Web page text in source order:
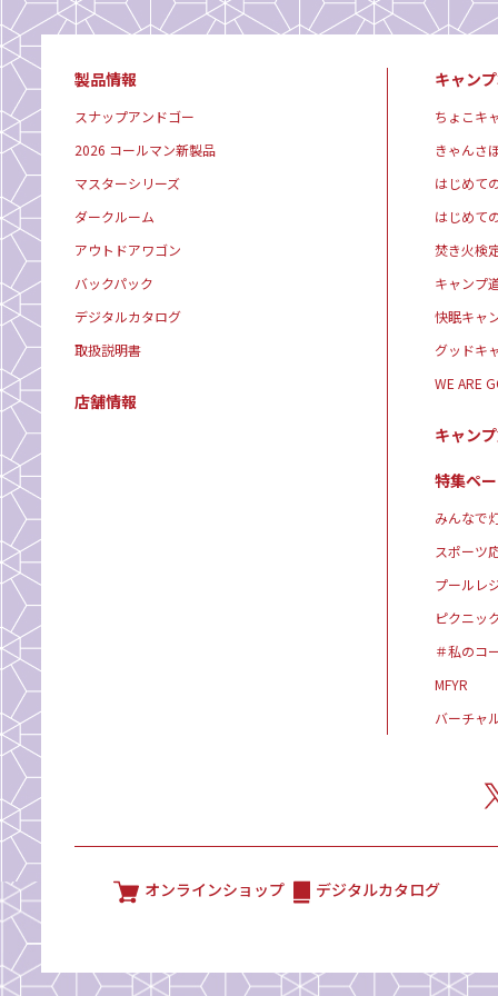
製品情報
スナップアンドゴー
2026 コールマン新製品
マスターシリーズ
ダークルーム
アウトドアワゴン
バックパック
デジタルカタログ
取扱説明書
店舗情報
キャン
ちょこキ
きゃんさ
はじめて
はじめて
焚き火検
キャンプ
快眠キャ
グッドキ
WE ARE
キャン
特集ペ
みんなで
スポーツ
プールレ
ピクニッ
＃私のコ
MFYR
バーチャ
オンラインショップ デジタルカタログ